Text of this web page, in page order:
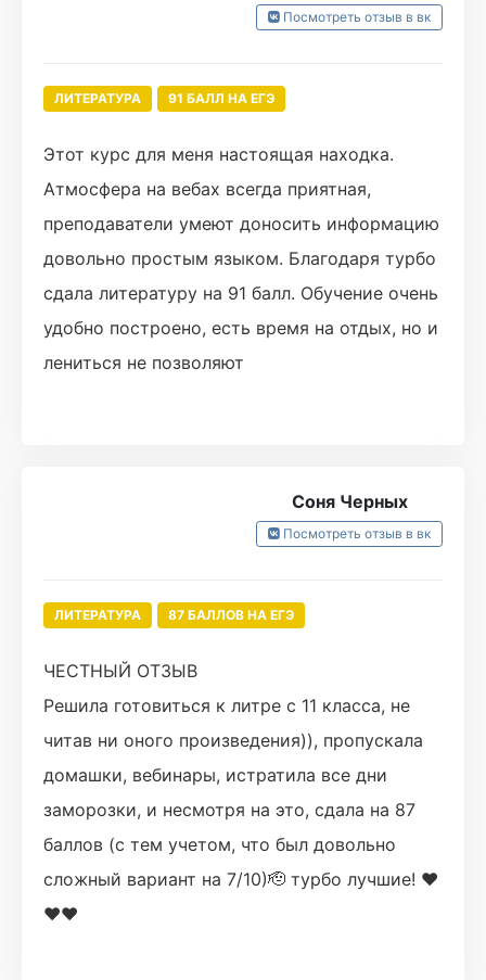
Посмотреть отзыв в вк
ЛИТЕРАТУРА 91 БАЛЛ НА ЕГЭ
Этот курс для меня настоящая находка.
Атмосфера на вебах всегда приятная,
преподаватели умеют доносить информацию
довольно простым языком. Благодаря турбо
сдала литературу на 91 балл. Обучение очень
удобно построено, есть время на отдых, но и
лениться не позволяют
Соня Черных
Посмотреть отзыв в вк
ЛИТЕРАТУРА 87 БАЛЛОВ НА ЕГЭ
ЧЕСТНЫЙ ОТЗЫВ
Решила готовиться к литре с 11 класса, не
читав ни оного произведения)), пропускала
домашки, вебинары, истратила все дни
заморозки, и несмотря на это, сдала на 87
баллов (с тем учетом, что был довольно
сложный вариант на 7/10)🫡 турбо лучшие! ❤️
❤️❤️